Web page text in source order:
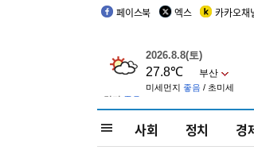
페이스북 엑스 카카오채
사회 정치 경